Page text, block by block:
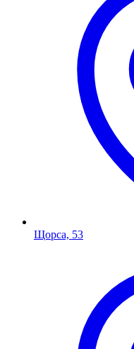
Щорса, 53